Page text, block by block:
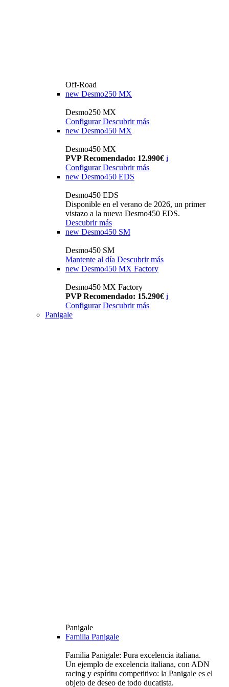
Off-Road
new Desmo250 MX
Desmo250 MX
Configurar Descubrir más
new Desmo450 MX
Desmo450 MX
PVP Recomendado: 12.990€ i
Configurar Descubrir más
new Desmo450 EDS
Desmo450 EDS
Disponible en el verano de 2026, un primer
vistazo a la nueva Desmo450 EDS.
Descubrir más
new Desmo450 SM
Desmo450 SM
Mantente al día Descubrir más
new Desmo450 MX Factory
Desmo450 MX Factory
PVP Recomendado: 15.290€ i
Configurar Descubrir más
Panigale
Panigale
Familia Panigale
Familia Panigale: Pura excelencia italiana.
Un ejemplo de excelencia italiana, con ADN
racing y espíritu competitivo: la Panigale es el
objeto de deseo de todo ducatista.